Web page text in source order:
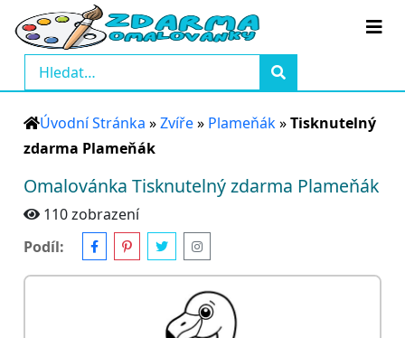
Úvodní Stránka »Zvíře» Plameňák»Tisknutelný
zdarma Plameňák
Omalovánka Tisknutelný zdarma Plameňák
110 zobrazení
Podíl: